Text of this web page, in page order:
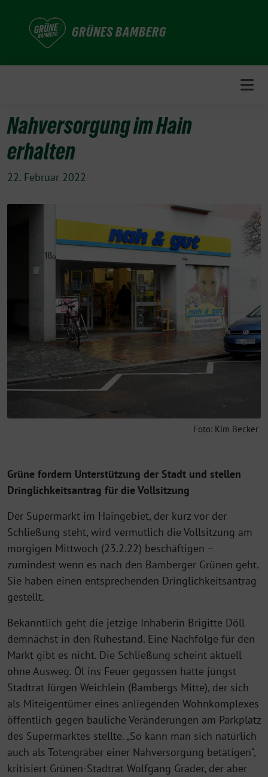
GRÜNES BAMBERG
Nahversorgung im Hain
erhalten
22. Februar 2022
Foto: Kim Becker
Grüne fordern Unterstützung der Stadt und stellen
Dringlichkeitsantrag für die Vollsitzung
Der Supermarkt im Haingebiet, der kurz vor der
Schließung steht, wird vermutlich die Vollsitzung am
morgigen Mittwoch (23.2.22) beschäftigen –
zumindest wenn es nach den Bamberger Grünen geht.
Sie haben einen entsprechenden Dringlichkeitsantrag
gestellt.
Bekanntlich geht die jetzige Inhaberin Brigitte Döll
demnächst in den Ruhestand. Eine Nachfolge für den
Markt gibt es nicht. Die Schließung scheint aktuell
ohne Ausweg. Öl ins Feuer gegossen hatte jüngst
Stadtrat Jürgen Weichlein (Bambergs Mitte), der sich
als Miteigentümer eines anliegenden Wohnkomplexes
öffentlich gegen bauliche Veränderungen am Parkplatz
des Supermarktes stellte. „So kann man sich natürlich
auch als Totengräber einer Nahversorgung betätigen“,
kritisiert Grünen-Stadtrat Wolfgang Grader, der aber